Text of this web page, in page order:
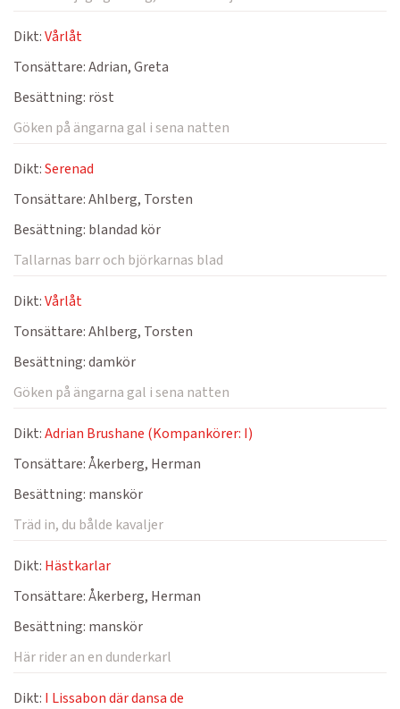
Dikt:Vårlåt
Tonsättare:Adrian, Greta
Besättning: röst
Göken på ängarna gal i sena natten
Dikt:Serenad
Tonsättare:Ahlberg, Torsten
Besättning: blandad kör
Tallarnas barr och björkarnas blad
Dikt:Vårlåt
Tonsättare:Ahlberg, Torsten
Besättning:damkör
Göken på ängarna gal i sena natten
Dikt:Adrian Brushane (Kompankörer: I)
Tonsättare:Åkerberg, Herman
Besättning: manskör
Träd in, du bålde kavaljer
Dikt: Hästkarlar
Tonsättare:Åkerberg, Herman
Besättning: manskör
Här rider an en dunderkarl
Dikt: I Lissabon där dansa de